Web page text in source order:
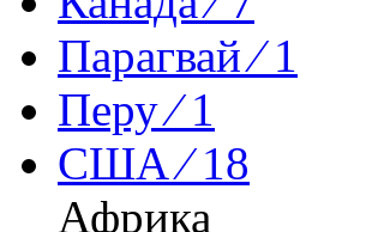
Парагвай ⁄ 1
Перу ⁄ 1
США ⁄ 18
Африка